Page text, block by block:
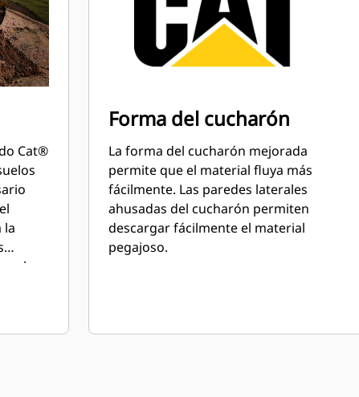
Cat®
la
el
Forma del cucharón
La forma del cucharón mejorada
permite que el material fluya más
fácilmente. Las paredes laterales
ahusadas del cucharón permiten
descargar fácilmente el material
pegajoso.